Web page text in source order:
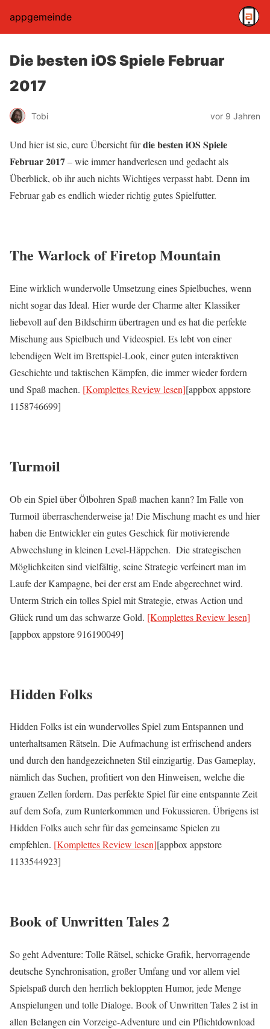
appgemeinde
Die besten iOS Spiele Februar
2017
Tobi vor 9 Jahren
Und hier ist sie, eure Übersicht fürdie besten iOS Spiele
Februar 2017– wie immer handverlesen und gedacht als
Überblick, ob ihr auch nichts Wichtiges verpasst habt. Denn im
Februar gab es endlich wieder richtig gutes Spielfutter.
The Warlock of Firetop Mountain
Eine wirklich wundervolle Umsetzung eines Spielbuches, wenn
nicht sogar das Ideal. Hier wurde der Charme alter Klassiker
liebevoll auf den Bildschirm übertragen und es hat die perfekte
Mischung aus Spielbuch und Videospiel. Es lebt von einer
lebendigen Welt im Brettspiel-Look, einer guten interaktiven
Geschichte und taktischen Kämpfen, die immer wieder fordern
und Spaß machen. [Komplettes Review lesen][appbox appstore
1158746699]
Turmoil
Ob ein Spiel über Ölbohren Spaß machen kann? Im Falle von
Turmoil überraschenderweise ja! Die Mischung macht es und hier
haben die Entwickler ein gutes Geschick für motivierende
Abwechslung in kleinen Level-Häppchen. Die strategischen
Möglichkeiten sind vielfältig, seine Strategie verfeinert man im
Laufe der Kampagne, bei der erst am Ende abgerechnet wird.
Unterm Strich ein tolles Spiel mit Strategie, etwas Action und
Glück rund um das schwarze Gold. [Komplettes Review lesen]
[appbox appstore 916190049]
Hidden Folks
Hidden Folks ist ein wundervolles Spiel zum Entspannen und
unterhaltsamen Rätseln. Die Aufmachung ist erfrischend anders
und durch den handgezeichneten Stil einzigartig. Das Gameplay,
nämlich das Suchen, profitiert von den Hinweisen, welche die
grauen Zellen fordern. Das perfekte Spiel für eine entspannte Zeit
auf dem Sofa, zum Runterkommen und Fokussieren. Übrigens ist
Hidden Folks auch sehr für das gemeinsame Spielen zu
empfehlen. [Komplettes Review lesen][appbox appstore
1133544923]
Book of Unwritten Tales 2
So geht Adventure: Tolle Rätsel, schicke Grafik, hervorragende
deutsche Synchronisation, großer Umfang und vor allem viel
Spielspaß durch den herrlich bekloppten Humor, jede Menge
Anspielungen und tolle Dialoge. Book of Unwritten Tales 2 ist in
allen Belangen ein Vorzeige-Adventure und ein Pflichtdownload